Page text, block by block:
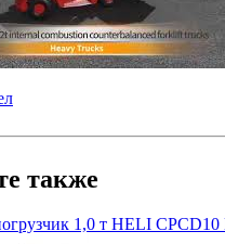
также
1,0 т HELI CPСD10